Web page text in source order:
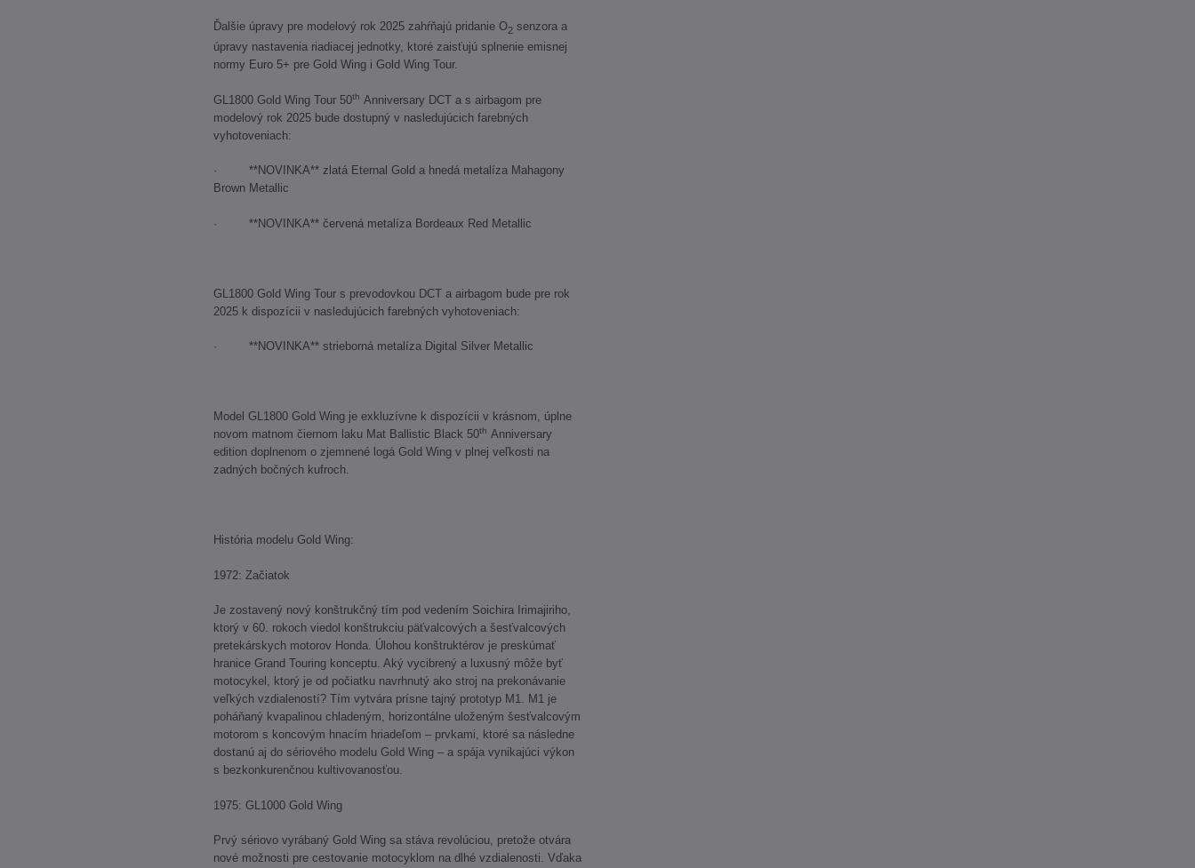
Ďalšie úpravy pre modelový rok 2025 zahŕňajú pridanie O2 senzora a
úpravy nastavenia riadiacej jednotky, ktoré zaisťujú splnenie emisnej
normy Euro 5+ pre Gold Wing i Gold Wing Tour.
GL1800 Gold Wing Tour 50th Anniversary DCT a s airbagom pre
modelový rok 2025 bude dostupný v nasledujúcich farebných
vyhotoveniach:
· **NOVINKA** zlatá Eternal Gold a hnedá metalíza Mahagony
Brown Metallic
· **NOVINKA** červená metalíza Bordeaux Red Metallic
GL1800 Gold Wing Tour s prevodovkou DCT a airbagom bude pre rok
2025 k dispozícii v nasledujúcich farebných vyhotoveniach:
· **NOVINKA** strieborná metalíza Digital Silver Metallic
Model GL1800 Gold Wing je exkluzívne k dispozícii v krásnom, úplne
novom matnom čiernom laku Mat Ballistic Black 50th Anniversary
edition doplnenom o zjemnené logá Gold Wing v plnej veľkosti na
zadných bočných kufroch.
História modelu Gold Wing:
1972: Začiatok
Je zostavený nový konštrukčný tím pod vedením Soichira Irimajiriho,
ktorý v 60. rokoch viedol konštrukciu päťvalcových a šesťvalcových
pretekárskych motorov Honda. Úlohou konštruktérov je preskúmať
hranice Grand Touring konceptu. Aký vycibrený a luxusný môže byť
motocykel, ktorý je od počiatku navrhnutý ako stroj na prekonávanie
veľkých vzdialeností? Tím vytvára prísne tajný prototyp M1. M1 je
poháňaný kvapalinou chladeným, horizontálne uloženým šesťvalcovým
motorom s koncovým hnacím hriadeľom – prvkami, ktoré sa následne
dostanú aj do sériového modelu Gold Wing – a spája vynikajúci výkon
s bezkonkurenčnou kultivovanosťou.
1975: GL1000 Gold Wing
Prvý sériovo vyrábaný Gold Wing sa stáva revolúciou, pretože otvára
nové možnosti pre cestovanie motocyklom na dlhé vzdialenosti. Vďaka